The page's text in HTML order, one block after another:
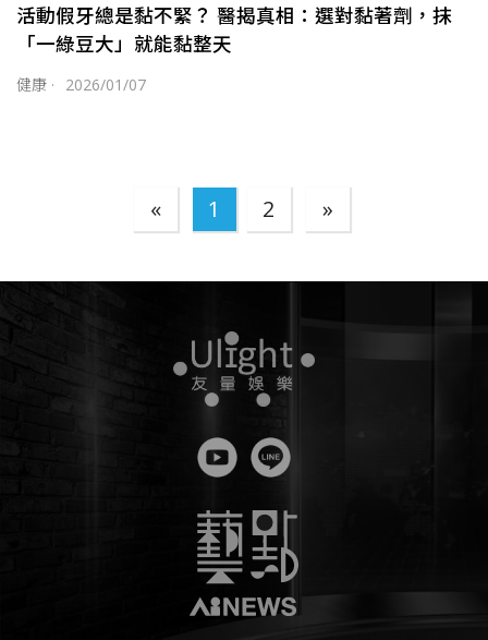
活動假牙總是黏不緊？ 醫揭真相：選對黏著劑，抹
「一綠豆大」就能黏整天
健康 · 2026/01/07
« 1 2 »